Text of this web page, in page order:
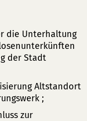
die Unterhaltung
der Stadt
Altstandort
;
zur